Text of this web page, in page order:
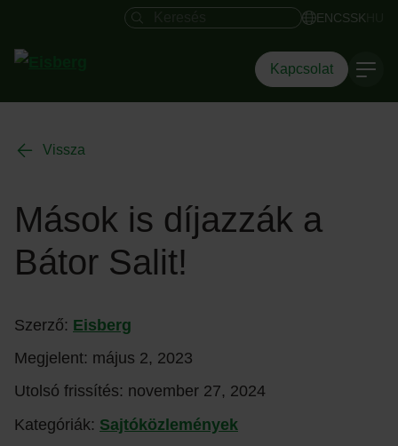
Keresés mező ENCSSK
Kapcsolat
Vissza
Mások is díjazzák a
Bátor Salit!
Szerző: Eisberg
Megjelent: május 2, 2023
Utolsó frissítés: november 27, 2024
Kategóriák: Sajtóközlemények